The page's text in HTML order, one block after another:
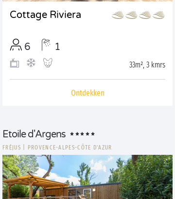
Cottage Riviera
6 1
33m², 3 kmrs
Ontdekken
Etoile d'Argens
FRÉJUS PROVENCE-ALPES-CÔTE D'AZUR